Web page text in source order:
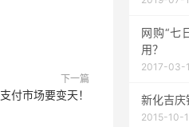
下一篇
付市场要变天！
网购“七
用？
2017-03-
新化吉庆
2015-10-